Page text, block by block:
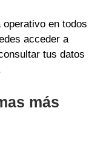
en todos
acceder a
tus datos
más